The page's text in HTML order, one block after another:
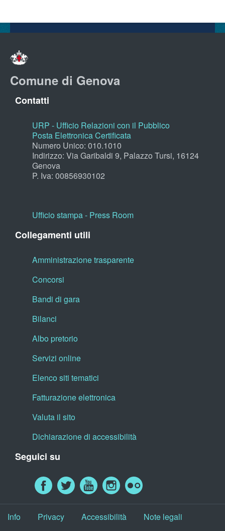
Comune di Genova
Contatti
URP - Ufficio Relazioni con il Pubblico
Posta Elettronica Certificata
Numero Unico: 010.1010
Indirizzo: Via Garibaldi 9, Palazzo Tursi, 16124
Genova
P. Iva: 00856930102
Ufficio stampa - Press Room
Collegamenti utili
Amministrazione trasparente
Concorsi
Bandi di gara
Bilanci
Albo pretorio
Servizi online
Elenco siti tematici
Fatturazione elettronica
Valuta il sito
Dichiarazione di accessibilità
Seguici su
Info Privacy Accessibilità Note legali